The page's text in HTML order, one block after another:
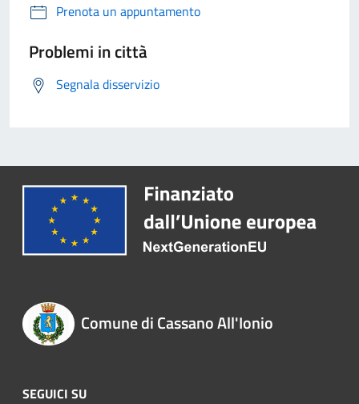
Prenota un appuntamento
Problemi in città
Segnala disservizio
Comune di Cassano All'Ionio
SEGUICI SU